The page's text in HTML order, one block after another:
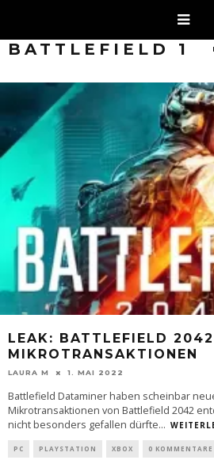
BATTLEFIELD 1
LEAK: BATTLEFIELD
MIKROTRANSAKTIONEN
LAURA M 1. MAI 2022
Battlefield Dataminer haben scheinbar
Mikrotransaktionen von Battlefield 2042
nicht besonders gefallen dürfte...
PC PLAYSTATION XBOX 0 KOMMENTARE